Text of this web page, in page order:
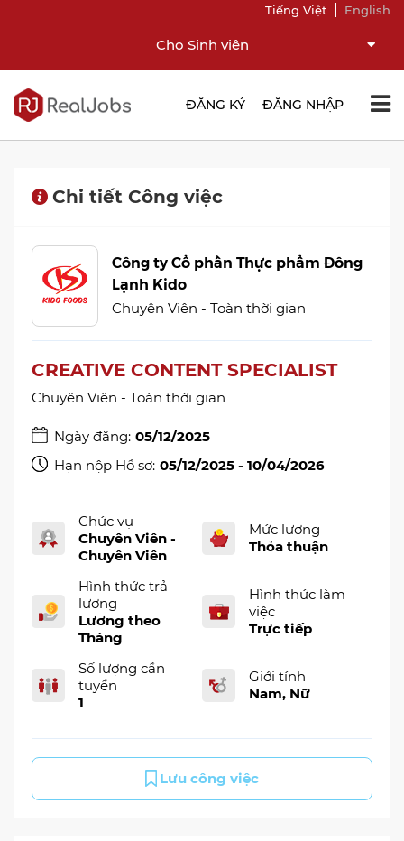
Cho Sinh viên
Tiếng Việt English
ĐĂNG KÝ ĐĂNG NHẬP
Chi tiết Công việc
Công ty Cổ phần Thực phẩm Đông
Lạnh Kido
Chuyên Viên - Toàn thời gian
CREATIVE CONTENT SPECIALIST
Chuyên Viên - Toàn thời gian
Ngày đăng: 05/12/2025
Hạn nộp Hồ sơ: 05/12/2025 - 10/04/2026
Chức vụ
Chuyên Viên -
Chuyên Viên
Mức lương
Thỏa thuận
Hình thức trả
lương
Lương theo
Tháng
Hình thức làm
việc
Trực tiếp
Số lượng cần
tuyển
1
Giới tính
Nam, Nữ
Lưu công việc